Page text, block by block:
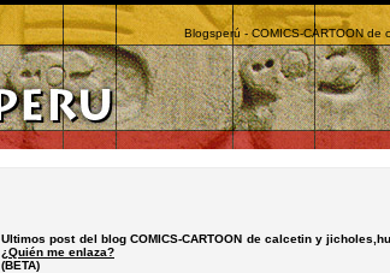
Blogsperú - COMICS-CARTOON de
Ultimos post del blog COMICS-CARTOON de calcetin y
¿Quién me enlaza?
(BETA)